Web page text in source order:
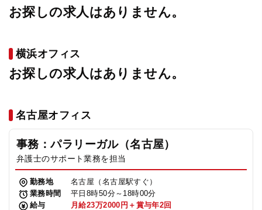
お探しの求人はありません。
横浜オフィス
お探しの求人はありません。
名古屋オフィス
事務：パラリーガル（名古屋）
弁護士のサポート業務を担当
勤務地
名古屋（名古屋駅すぐ）
業務時間
平日8時50分～18時00分
給与
月給23万2000円＋賞与年2回